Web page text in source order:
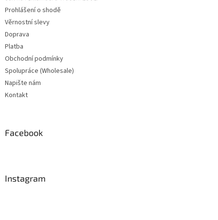
Prohlášení o shodě
Věrnostní slevy
Doprava
Platba
Obchodní podmínky
Spolupráce (Wholesale)
Napište nám
Kontakt
Facebook
Instagram